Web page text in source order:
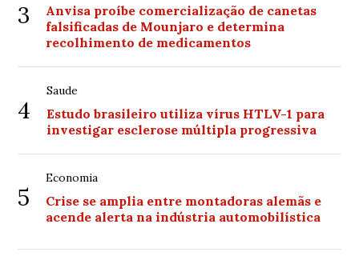
3
Anvisa proíbe comercialização de canetas
falsificadas de Mounjaro e determina
recolhimento de medicamentos
4
Saude
Estudo brasileiro utiliza vírus HTLV-1 para
investigar esclerose múltipla progressiva
5
Economia
Crise se amplia entre montadoras alemãs e
acende alerta na indústria automobilística